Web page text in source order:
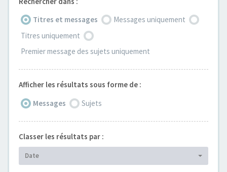
Titres et messages
Messages uniquement
Titres uniquement
Premier message des sujets uniquement
Afficher les résultats sous forme de :
Messages
Sujets
Classer les résultats par :
Date